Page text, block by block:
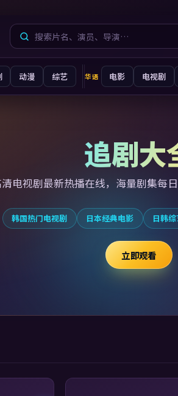
动漫 综艺 华语 电影 电视剧
追剧大
电视剧最新热播在线，海量剧集每
韩国热门电视剧 日本经典电影 日韩
立即观看